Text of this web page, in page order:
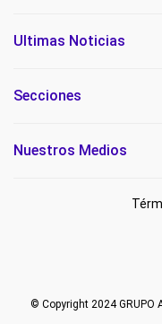
Ultimas Noticias
Secciones
Nuestros Medios
© Copyright 2024 GRUPO